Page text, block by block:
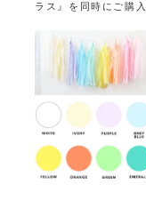
ラス』を同時にご購入